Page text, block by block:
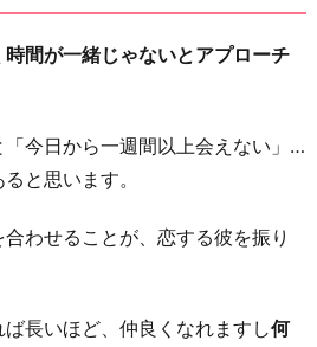
時間が一緒じゃないとアプローチ
今日から一週間以上会えない」…
と思います。
わせることが、恋する彼を振り
長いほど、仲良くなれますし何